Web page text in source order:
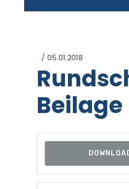
05.01.2018
Beilage